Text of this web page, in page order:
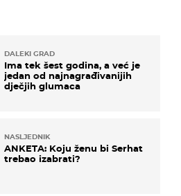
DALEKI GRAD
Ima tek šest godina, a već je
jedan od najnagrađivanijih
dječjih glumaca
NASLJEDNIK
ANKETA: Koju ženu bi Serhat
trebao izabrati?